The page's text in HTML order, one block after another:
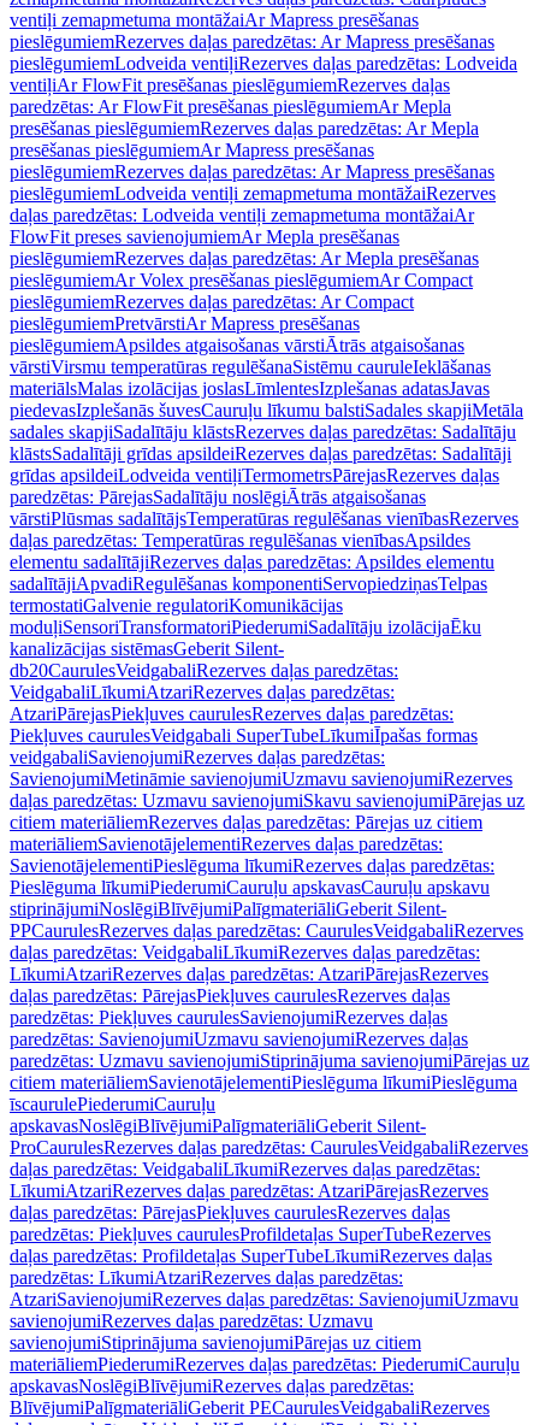
ventiļi zemapmetuma montāžaiAr Mapress presēšanas
pieslēgumiemRezerves daļas paredzētas: Ar Mapress presēšanas
pieslēgumiemLodveida ventiļiRezerves daļas paredzētas: Lodveida
ventiļiAr FlowFit presēšanas pieslēgumiemRezerves daļas
paredzētas: Ar FlowFit presēšanas pieslēgumiemAr Mepla
presēšanas pieslēgumiemRezerves daļas paredzētas: Ar Mepla
presēšanas pieslēgumiemAr Mapress presēšanas
pieslēgumiemRezerves daļas paredzētas: Ar Mapress presēšanas
pieslēgumiemLodveida ventiļi zemapmetuma montāžaiRezerves
daļas paredzētas: Lodveida ventiļi zemapmetuma montāžaiAr
FlowFit preses savienojumiemAr Mepla presēšanas
pieslēgumiemRezerves daļas paredzētas: Ar Mepla presēšanas
pieslēgumiemAr Volex presēšanas pieslēgumiemAr Compact
pieslēgumiemRezerves daļas paredzētas: Ar Compact
pieslēgumiemPretvārstiAr Mapress presēšanas
pieslēgumiemApsildes atgaisošanas vārstiĀtrās atgaisošanas
vārstiVirsmu temperatūras regulēšanaSistēmu cauruleIeklāšanas
materiālsMalas izolācijas joslasLīmlentesIzplešanas adatasJavas
piedevasIzplešanās šuvesCauruļu līkumu balstiSadales skapjiMetāla
sadales skapjiSadalītāju klāstsRezerves daļas paredzētas: Sadalītāju
klāstsSadalītāji grīdas apsildeiRezerves daļas paredzētas: Sadalītāji
grīdas apsildeiLodveida ventiļiTermometrsPārejasRezerves daļas
paredzētas: PārejasSadalītāju noslēgiĀtrās atgaisošanas
vārstiPlūsmas sadalītājsTemperatūras regulēšanas vienībasRezerves
daļas paredzētas: Temperatūras regulēšanas vienībasApsildes
elementu sadalītājiRezerves daļas paredzētas: Apsildes elementu
sadalītājiApvadiRegulēšanas komponentiServopiedziņasTelpas
termostatiGalvenie regulatoriKomunikācijas
moduļiSensoriTransformatoriPiederumiSadalītāju izolācijaĒku
kanalizācijas sistēmasGeberit Silent-
db20CaurulesVeidgabaliRezerves daļas paredzētas:
VeidgabaliLīkumiAtzariRezerves daļas paredzētas:
AtzariPārejasPiekļuves caurulesRezerves daļas paredzētas:
Piekļuves caurulesVeidgabali SuperTubeLīkumiĪpašas formas
veidgabaliSavienojumiRezerves daļas paredzētas:
SavienojumiMetināmie savienojumiUzmavu savienojumiRezerves
daļas paredzētas: Uzmavu savienojumiSkavu savienojumiPārejas uz
citiem materiāliemRezerves daļas paredzētas: Pārejas uz citiem
materiāliemSavienotājelementiRezerves daļas paredzētas:
SavienotājelementiPieslēguma līkumiRezerves daļas paredzētas:
Pieslēguma līkumiPiederumiCauruļu apskavasCauruļu apskavu
stiprinājumiNoslēgiBlīvējumiPalīgmateriāliGeberit Silent-
PPCaurulesRezerves daļas paredzētas: CaurulesVeidgabaliRezerves
daļas paredzētas: VeidgabaliLīkumiRezerves daļas paredzētas:
LīkumiAtzariRezerves daļas paredzētas: AtzariPārejasRezerves
daļas paredzētas: PārejasPiekļuves caurulesRezerves daļas
paredzētas: Piekļuves caurulesSavienojumiRezerves daļas
paredzētas: SavienojumiUzmavu savienojumiRezerves daļas
paredzētas: Uzmavu savienojumiStiprinājuma savienojumiPārejas uz
citiem materiāliemSavienotājelementiPieslēguma līkumiPieslēguma
īscaurulePiederumiCauruļu
apskavasNoslēgiBlīvējumiPalīgmateriāliGeberit Silent-
ProCaurulesRezerves daļas paredzētas: CaurulesVeidgabaliRezerves
daļas paredzētas: VeidgabaliLīkumiRezerves daļas paredzētas:
LīkumiAtzariRezerves daļas paredzētas: AtzariPārejasRezerves
daļas paredzētas: PārejasPiekļuves caurulesRezerves daļas
paredzētas: Piekļuves caurulesProfildetaļas SuperTubeRezerves
daļas paredzētas: Profildetaļas SuperTubeLīkumiRezerves daļas
paredzētas: LīkumiAtzariRezerves daļas paredzētas:
AtzariSavienojumiRezerves daļas paredzētas: SavienojumiUzmavu
savienojumiRezerves daļas paredzētas: Uzmavu
savienojumiStiprinājuma savienojumiPārejas uz citiem
materiāliemPiederumiRezerves daļas paredzētas: PiederumiCauruļu
apskavasNoslēgiBlīvējumiRezerves daļas paredzētas:
BlīvējumiPalīgmateriāliGeberit PECaurulesVeidgabaliRezerves